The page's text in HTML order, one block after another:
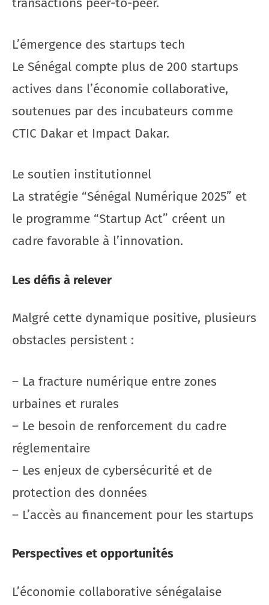
L’émergence des startups tech
Le Sénégal compte plus de 200 startups
actives dans l’économie collaborative,
soutenues par des incubateurs comme
CTIC Dakar et Impact Dakar.
Le soutien institutionnel
La stratégie “Sénégal Numérique 2025” et
le programme “Startup Act” créent un
cadre favorable à l’innovation.
Les défis à relever
Malgré cette dynamique positive, plusieurs
obstacles persistent :
– La fracture numérique entre zones
urbaines et rurales
– Le besoin de renforcement du cadre
réglementaire
– Les enjeux de cybersécurité et de
protection des données
– L’accès au financement pour les startups
Perspectives et opportunités
L’économie collaborative sénégalaise